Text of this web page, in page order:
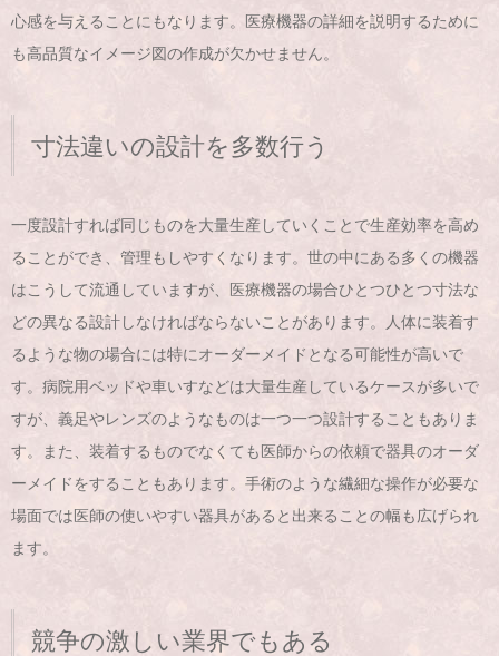
心感を与えることにもなります。医療機器の詳細を説明するために
も高品質なイメージ図の作成が欠かせません。
寸法違いの設計を多数行う
一度設計すれば同じものを大量生産していくことで生産効率を高め
ることができ、管理もしやすくなります。世の中にある多くの機器
はこうして流通していますが、医療機器の場合ひとつひとつ寸法な
どの異なる設計しなければならないことがあります。人体に装着す
るような物の場合には特にオーダーメイドとなる可能性が高いで
す。病院用ベッドや車いすなどは大量生産しているケースが多いで
すが、義足やレンズのようなものは一つ一つ設計することもありま
す。また、装着するものでなくても医師からの依頼で器具のオーダ
ーメイドをすることもあります。手術のような繊細な操作が必要な
場面では医師の使いやすい器具があると出来ることの幅も広げられ
ます。
競争の激しい業界でもある